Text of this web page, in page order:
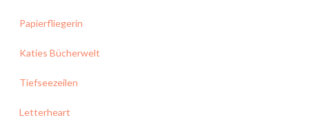
Papierfliegerin
Katies Bücherwelt
Tiefseezeilen
Letterheart